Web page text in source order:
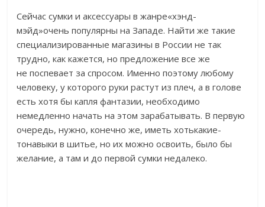
Сейчас сумки и аксессуары в жанре«хэнд-
мэйд»очень популярны на Западе. Найти же такие
специализированные магазины в России не так
трудно, как кажется, но предложение все же
не поспевает за спросом. Именно поэтому любому
человеку, у которого руки растут из плеч, а в голове
есть хотя бы капля фантазии, необходимо
немедленно начать на этом зарабатывать. В первую
очередь, нужно, конечно же, иметь хотькакие-
тонавыки в шитье, но их можно освоить, было бы
желание, а там и до первой сумки недалеко.